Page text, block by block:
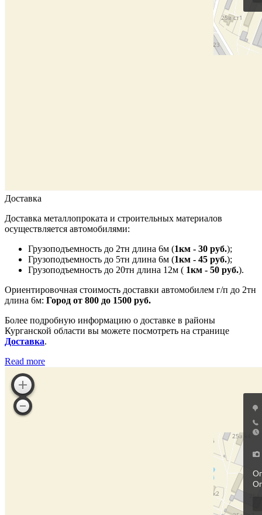
Доставка
Доставка металлопроката и строительных материалов
осуществляется автомобилями:
Грузоподъемность до 2тн длина 6м (1км - 30 руб.);
Грузоподъемность до 5тн длина 6м (1км - 45 руб.);
Грузоподъемность до 20тн длина 12м ( 1км - 50 руб.).
Ориентировочная стоимость доставки автомобилем г/п до 2тн
длина 6м: Город от 800 до 1500 руб.
Более подробную информацию о доставке в районы
Курганской области вы можете посмотреть на странице
Доставка.
Read more